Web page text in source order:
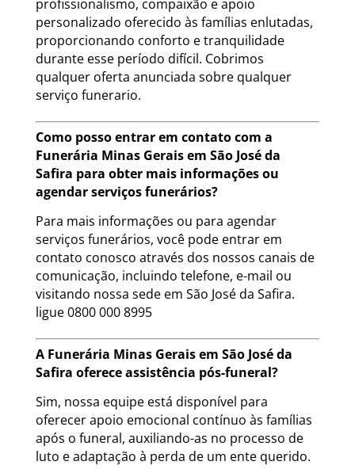
profissionalismo, compaixão e apoio
personalizado oferecido às famílias enlutadas,
proporcionando conforto e tranquilidade
durante esse período difícil. Cobrimos
qualquer oferta anunciada sobre qualquer
serviço funerario.
Como posso entrar em contato com a
Funerária Minas Gerais em São José da
Safira para obter mais informações ou
agendar serviços funerários?
Para mais informações ou para agendar
serviços funerários, você pode entrar em
contato conosco através dos nossos canais de
comunicação, incluindo telefone, e-mail ou
visitando nossa sede em São José da Safira.
ligue 0800 000 8995
A Funerária Minas Gerais em São José da
Safira oferece assistência pós-funeral?
Sim, nossa equipe está disponível para
oferecer apoio emocional contínuo às famílias
após o funeral, auxiliando-as no processo de
luto e adaptação à perda de um ente querido.